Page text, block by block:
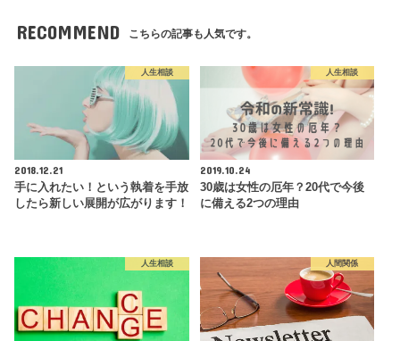
RECOMMEND こちらの記事も人気です。
人生相談
2018.12.21
手に入れたい！という執着を手放
したら新しい展開が広がります！
人生相談
2019.10.24
30歳は女性の厄年？20代で今後
に備える2つの理由
人生相談 人間関係